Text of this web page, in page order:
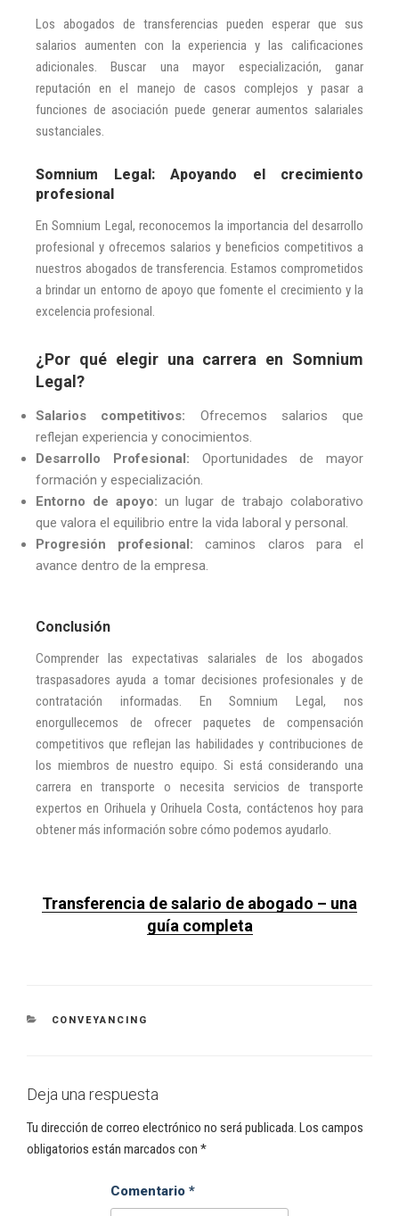
Los abogados de transferencias pueden esperar que sus
salarios aumenten con la experiencia y las calificaciones
adicionales. Buscar una mayor especialización, ganar
reputación en el manejo de casos complejos y pasar a
funciones de asociación puede generar aumentos salariales
sustanciales.
Somnium Legal: Apoyando el crecimiento
profesional
En Somnium Legal, reconocemos la importancia del desarrollo
profesional y ofrecemos salarios y beneficios competitivos a
nuestros abogados de transferencia. Estamos comprometidos
a brindar un entorno de apoyo que fomente el crecimiento y la
excelencia profesional.
¿Por qué elegir una carrera en Somnium
Legal?
Salarios competitivos: Ofrecemos salarios que
reflejan experiencia y conocimientos.
Desarrollo Profesional: Oportunidades de mayor
formación y especialización.
Entorno de apoyo: un lugar de trabajo colaborativo
que valora el equilibrio entre la vida laboral y personal.
Progresión profesional: caminos claros para el
avance dentro de la empresa.
Conclusión
Comprender las expectativas salariales de los abogados
traspasadores ayuda a tomar decisiones profesionales y de
contratación informadas. En Somnium Legal, nos
enorgullecemos de ofrecer paquetes de compensación
competitivos que reflejan las habilidades y contribuciones de
los miembros de nuestro equipo. Si está considerando una
carrera en transporte o necesita servicios de transporte
expertos en Orihuela y Orihuela Costa, contáctenos hoy para
obtener más información sobre cómo podemos ayudarlo.
Transferencia de salario de abogado – una
guía completa
CONVEYANCING
Deja una respuesta
Tu dirección de correo electrónico no será publicada. Los campos
obligatorios están marcados con *
Comentario *